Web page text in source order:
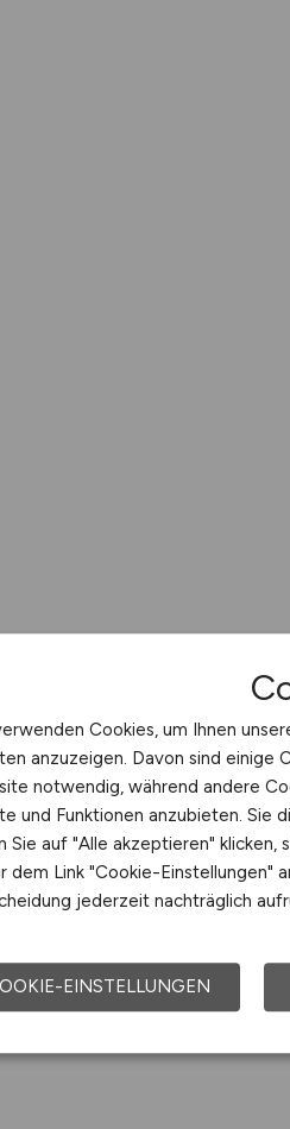
Cookies, um Ihnen
anzuzeigen. Davon sind einige
notwendig, während andere
und Funktionen anzubieten. Sie
Sie auf "Alle akzeptieren" klicken,
dem Link "Cookie-Einstellungen"
jederzeit nachträglich
EINSTELLUNGEN